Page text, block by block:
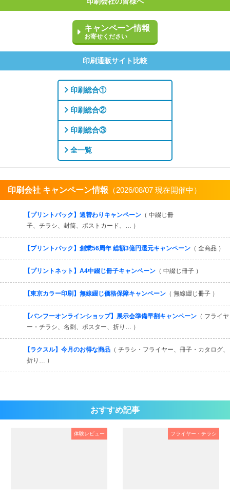
キャンペーン情報
お寄せください
印刷通販サイト比較
印刷総合①
印刷総合②
印刷総合③
全一覧
印刷会社 キャンペーン情報 （2026/08/07 現在開催中）
【プリントパック】週替わりキャンペーン （ 中綴じ冊
子、チラシ、封筒、ポストカード、… ）
【プリントパック】創業56周年 総額3億円還元キャンペーン （ 全商品 ）
【プリントネット】A4中綴じ冊子キャンペーン （ 中綴じ冊子 ）
【東京カラー印刷】無線綴じ価格保障キャンペーン （ 無線綴じ冊子 ）
【バンフーオンラインショップ】展示会準備早割キャンペーン （ フライヤ
ー・チラシ、名刺、ポスター、折り… ）
【ラクスル】今月のお得な商品 （ チラシ・フライヤー、冊子・カタログ、
折り… ）
おすすめ記事
体験レビュー フライヤー・チラシ